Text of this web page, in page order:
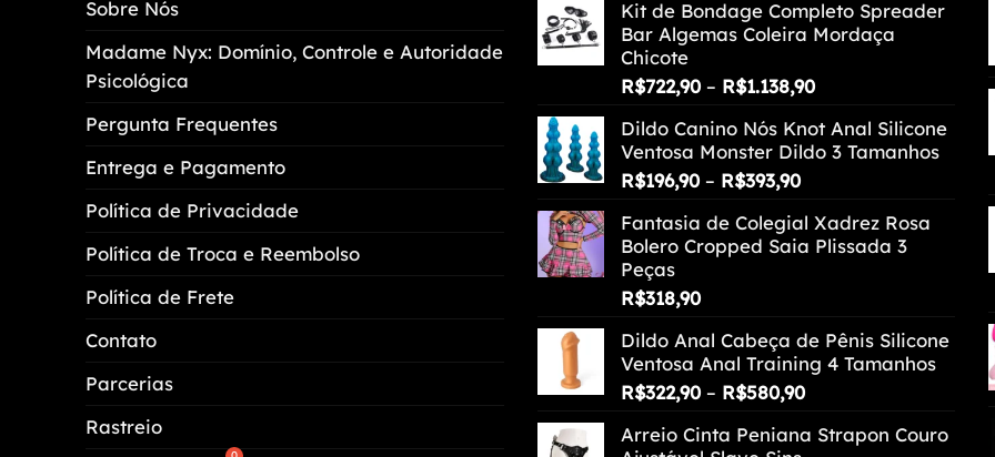
podem
escolhidas
na
página
produto
Sobre Nós
Madame Nyx: Domínio, Controle e Autoridade
Psicológica
Pergunta Frequentes
Entrega e Pagamento
Política de Privacidade
Política de Troca e Reembolso
Política de Frete
Contato
Parcerias
Rastreio
Kit de Bondage Completo Spreader
Bar Algemas Coleira Mordaça
Chicote
R$722,90 – R$1.138,90Faixa
preço:
R$722,90
Dildo Canino Nós Knot Anal Silicone
Ventosa Monster Dildo 3 Tamanhos
R$196,90 – R$393,90Faixa
preço:
R$196,90
Fantasia de Colegial Xadrez Rosa
Bolero Cropped Saia Plissada 3
Peças
R$318,90
Dildo Anal Cabeça de Pênis Silicone
Ventosa Anal Training 4 Tamanhos
R$322,90 – R$580,90Faixa
preço:
Arreio Cinta Peniana Strapon Couro